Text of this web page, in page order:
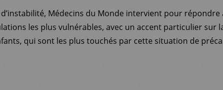
Médecins du Monde intervient pour répondre
les plus vulnérables, avec un accent particulier sur
qui sont les plus touchés par cette situation de